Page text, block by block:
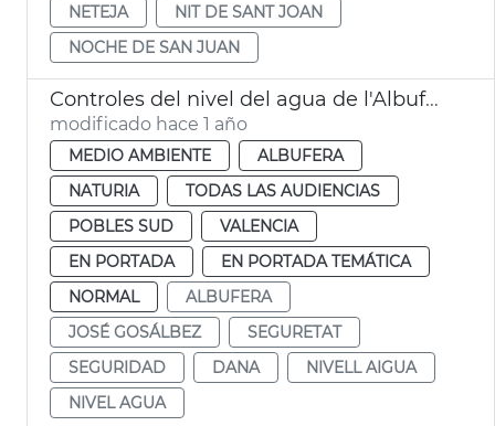
NETEJA
NIT DE SANT JOAN
NOCHE DE SAN JUAN
Controles del nivel del agua de l'Albufera después de la Dana
modificado hace 1 año
MEDIO AMBIENTE
ALBUFERA
NATURIA
TODAS LAS AUDIENCIAS
POBLES SUD
VALENCIA
EN PORTADA
EN PORTADA TEMÁTICA
NORMAL
ALBUFERA
JOSÉ GOSÁLBEZ
SEGURETAT
SEGURIDAD
DANA
NIVELL AIGUA
NIVEL AGUA